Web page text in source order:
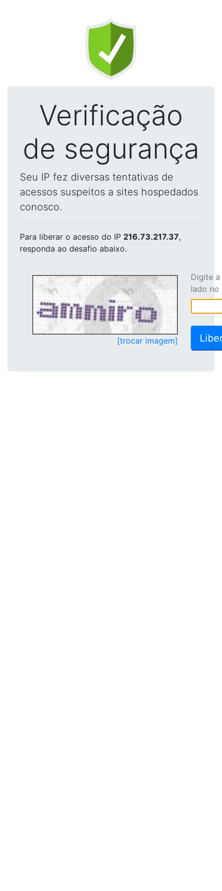
Verificação
de segurança
Seu IP fez diversas tentativas de
acessos suspeitos a sites hospedados
conosco.
Para liberar o acesso do IP 216.73.217.37,
responda ao desafio abaixo.
[trocar imagem]
Digite
lado no